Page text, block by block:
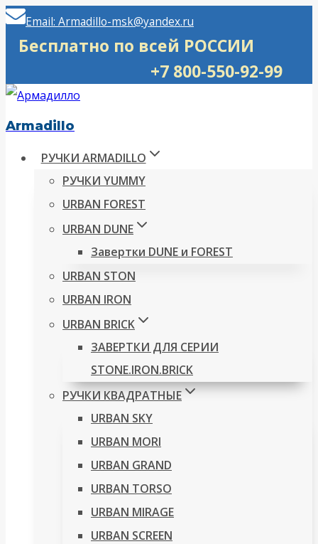
Перейти
Email: Armadillo-msk@yandex.ru
Бесплатно по всей РОССИИ
+7 800-550-92-99
Armadillo
РУЧКИ ARMADILLO
РУЧКИ YUMMY
URBAN FOREST
URBAN DUNE
Завертки DUNE и FOREST
URBAN STON
URBAN IRON
URBAN BRICK
ЗАВЕРТКИ ДЛЯ СЕРИИ
STONE.IRON.BRICK
РУЧКИ КВАДРАТНЫЕ
URBAN SKY
URBAN MORI
URBAN GRAND
URBAN TORSO
URBAN MIRAGE
URBAN SCREEN